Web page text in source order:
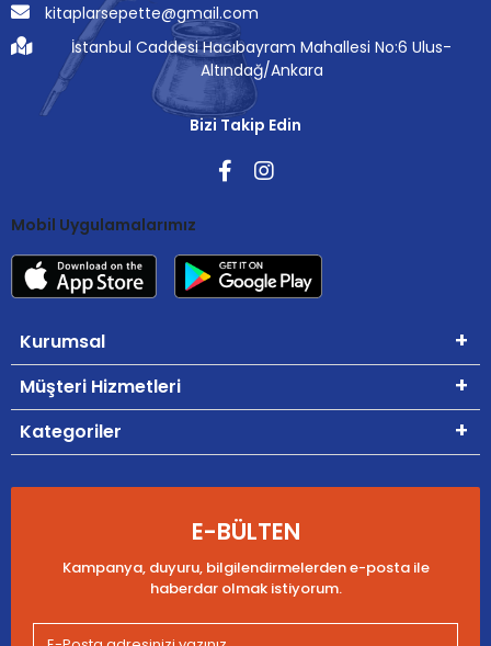
kitaplarsepette@gmail.com
İstanbul Caddesi Hacıbayram Mahallesi No:6 Ulus-
Altındağ/Ankara
Bizi Takip Edin
Mobil Uygulamalarımız
Kurumsal
Müşteri Hizmetleri
Kategoriler
E-BÜLTEN
Kampanya, duyuru, bilgilendirmelerden e-posta ile
haberdar olmak istiyorum.